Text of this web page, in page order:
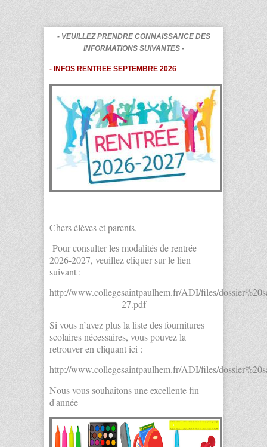
- VEUILLEZ PRENDRE CONNAISSANCE DES
INFORMATIONS SUIVANTES -
- INFOS RENTREE SEPTEMBRE 2026
Chers élèves et parents,
Pour consulter les modalités de rentrée
2026-2027, veuillez cliquer sur le lien
suivant :
http://www.collegesaintpaulhem.fr/ADI/files/
27.pdf
Si vous n’avez plus la liste des fournitures
scolaires nécessaires, vous pouvez la
retrouver en cliquant ici :
http://www.collegesaintpaulhem.fr/ADI/files/
Nous vous souhaitons une excellente fin
d'année